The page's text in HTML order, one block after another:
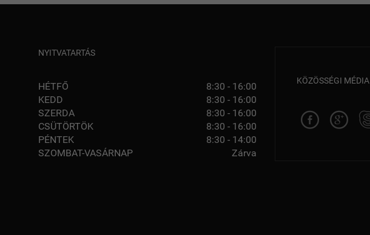
NYITVATARTÁS
HÉTFŐ
KEDD
SZERDA
CSÜTÖRTÖK
PÉNTEK
SZOMBAT-VASÁRNAP
8:30 - 16:00
8:30 - 16:00
8:30 - 16:00
8:30 - 16:00
8:30 - 14:00
Zárva
KÖZÖSSÉGI MÉDIA